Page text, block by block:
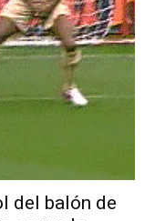
del balón de